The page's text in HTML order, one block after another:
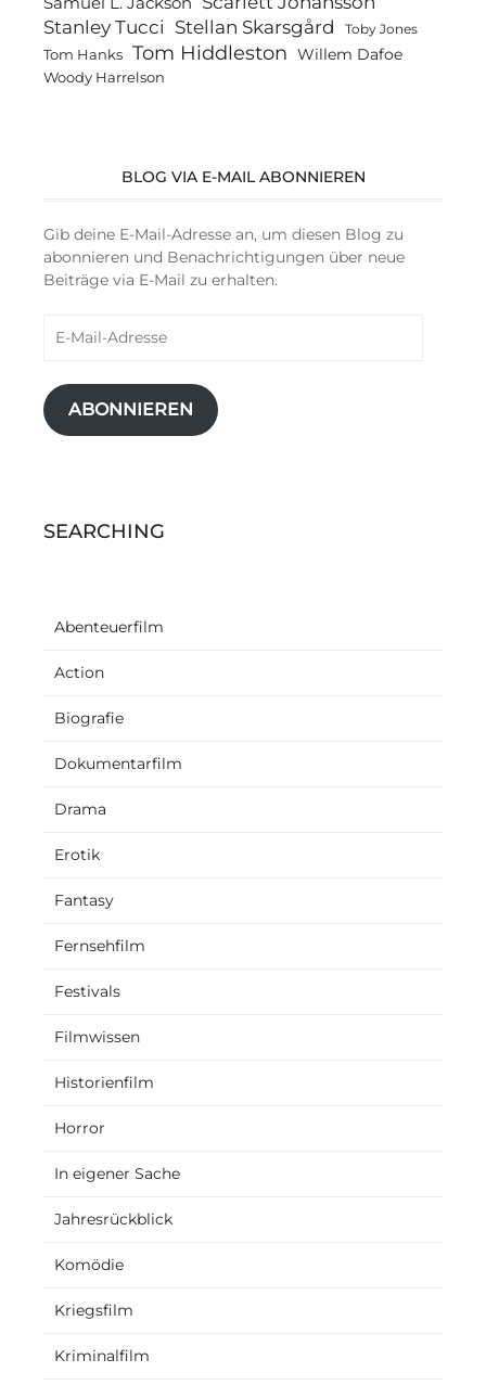
Stanley Tucci Stellan Skarsgård Toby Jones
Tom Hanks Tom Hiddleston Willem Dafoe
Woody Harrelson
BLOG VIA E-MAIL ABONNIEREN
Gib deine E-Mail-Adresse an, um diesen Blog zu
abonnieren und Benachrichtigungen über neue
Beiträge via E-Mail zu erhalten.
Mail-
ABONNIEREN
SEARCHING
Abenteuerfilm
Action
Biografie
Dokumentarfilm
Drama
Erotik
Fantasy
Fernsehfilm
Festivals
Filmwissen
Historienfilm
Horror
In eigener Sache
Jahresrückblick
Komödie
Kriegsfilm
Kriminalfilm